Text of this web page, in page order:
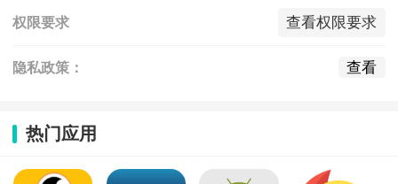
权限要求 查看权限要求
隐私政策： 查看
热门应用